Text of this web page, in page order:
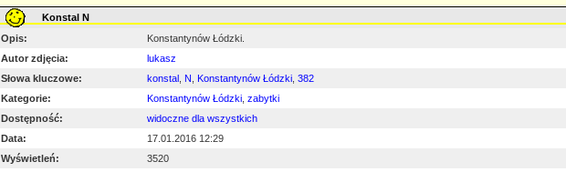
Konstal N
Opis:
Konstantynów Łódzki.
Autor zdjęcia:
lukasz
Słowa kluczowe:
konstal N Konstantynów Łódzki 382
Kategorie:
Konstantynów Łódzki zabytki
Dostępność:
widoczne dla wszystkich
Data:
17.01.2016 12:29
Wyświetleń:
3520